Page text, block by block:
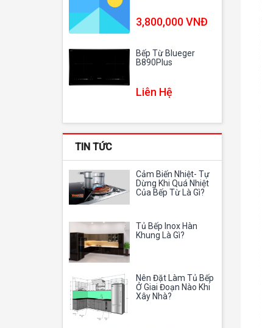
3,800,000 VNĐ
Bếp Từ Blueger
B890Plus
Liên Hệ
TIN TỨC
Cảm Biến Nhiệt- Tự
Dừng Khi Quá Nhiệt
Của Bếp Từ Là Gì?
Tủ Bếp Inox Hàn
Khung Là Gì?
Nên Đặt Làm Tủ Bếp
Ở Giai Đoạn Nào Khi
Xây Nhà?